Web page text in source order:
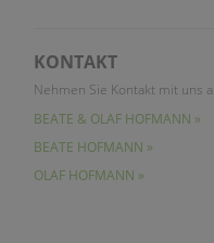
KONTAKT
Nehmen Sie Kontakt mit uns
BEATE & OLAF HOFMANN »
BEATE HOFMANN »
OLAF HOFMANN »